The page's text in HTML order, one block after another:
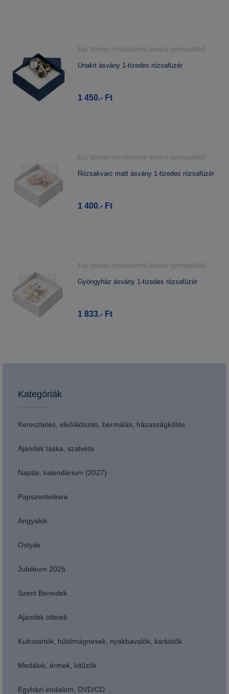
Egy tizedes rózsafüzérek ásvány gyöngyökből
Unakit ásvány 1-tizedes rózsafüzér
1 450.- Ft
Egy tizedes rózsafüzérek ásvány gyöngyökből
Rózsakvarc matt ásvány 1-tizedes rózsafüzér
1 400.- Ft
Egy tizedes rózsafüzérek ásvány gyöngyökből
Gyöngyház ásvány 1-tizedes rózsafüzér
1 833.- Ft
Kategóriák
Keresztelés, elsőáldozás, bérmálás, házasságkötés
Ajándék táska, szalvéta
Naptár, kalendárium (2027)
Papszentelésre
Angyalok
Ostyák
Jubileum 2025
Szent Benedek
Ajándék ötletek
Kulcstartók, hűtőmágnesek, nyakbavalók, karkötők
Medálok, érmek, kitűzők
Egyházi irodalom, DVD/CD